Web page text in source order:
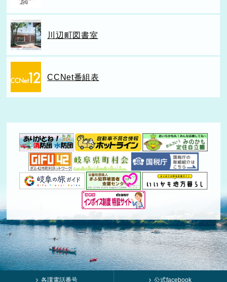
川辺町図書室
CCNet番組表
各課電話番号 公式facebook